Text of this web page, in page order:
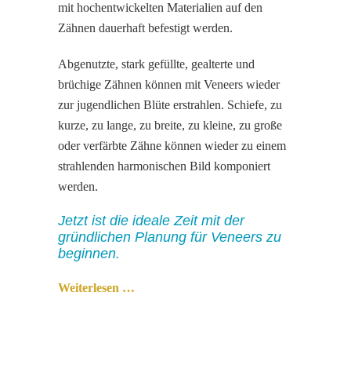
mit hochentwickelten Materialien auf den
Zähnen dauerhaft befestigt werden.
Abgenutzte, stark gefüllte, gealterte und
brüchige Zähnen können mit Veneers wieder
zur jugendlichen Blüte erstrahlen. Schiefe, zu
kurze, zu lange, zu breite, zu kleine, zu große
oder verfärbte Zähne können wieder zu einem
strahlenden harmonischen Bild komponiert
werden.
Jetzt ist die ideale Zeit mit der
gründlichen Planung für Veneers zu
beginnen.
Weiterlesen …